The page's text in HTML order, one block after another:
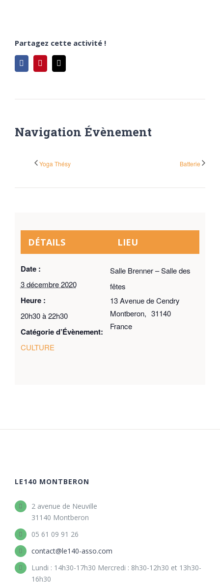
Partagez cette activité !
FacebookPinterest
Navigation Évènement
Yoga Thésy Batterie
DÉTAILS
Date :
3 décembre 2020
Heure :
20h30 à 22h30
Catégorie d’Évènement:
CULTURE
LIEU
Salle Brenner – Salle des
fêtes
13 Avenue de Cendry
Montberon, 31140
France
LE140 MONTBERON
2 avenue de Neuville
31140 Montberon
05 61 09 91 26
contact@le140-asso.com
Lundi : 14h30-17h30 Mercredi : 8h30-12h30 et 13h30-
16h30